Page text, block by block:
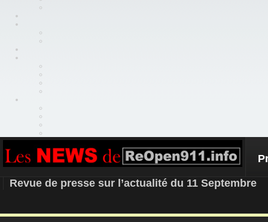
REOPEN911 – NEWS
Revue de presse sur l’actualité du 11 Septembre